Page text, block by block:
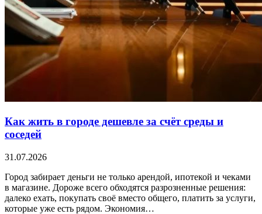
Как жить в городе дешевле за счёт среды и
соседей
31.07.2026
Город забирает деньги не только арендой, ипотекой и чеками
в магазине. Дороже всего обходятся разрозненные решения:
далеко ехать, покупать своё вместо общего, платить за услуги,
которые уже есть рядом. Экономия…